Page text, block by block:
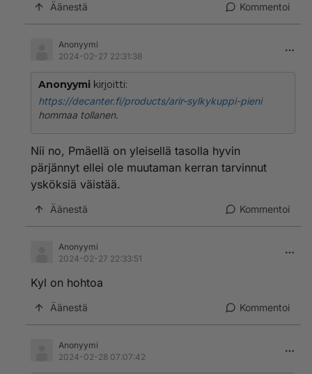
Äänestä Kommentoi
Anonyymi
2024-02-27 22:31:38
Anonyymi kirjoitti:
https://decanter.fi/products/arir-sylkykuppi-pieni
hommaa tollanen.
Nii no, Pmäellä on yleisellä tasolla hyvin
pärjännyt ellei ole muutaman kerran tarvinnut
ysköksiä väistää.
Äänestä Kommentoi
Anonyymi
2024-02-27 22:33:51
Kyl on hohtoa
Äänestä Kommentoi
Anonyymi
2024-02-28 07:07:42